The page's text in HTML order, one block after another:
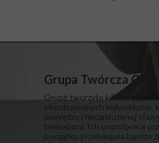
Grupa Twórcza Qlub
Grupę tworzyło kilka
sfrustrowanych indywiduów,
pieniędzy i niezasłużonej
telewizora. Ich współpraca
początku przebiegała bardzo